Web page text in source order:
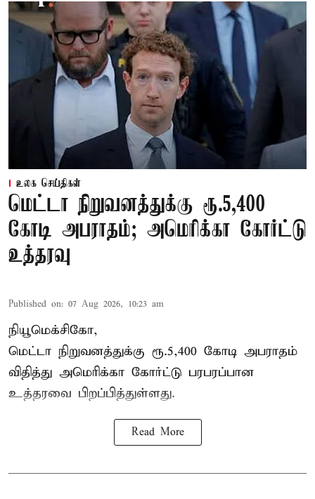
உலக செய்திகள்
மெட்டா நிறுவனத்துக்கு ரூ.5,400
கோடி அபராதம்; அமெரிக்கா கோர்ட்டு
உத்தரவு
Published on: 07 Aug 2026, 10:23 am
நியூமெக்சிகோ,
மெட்டா நிறுவனத்துக்கு ரூ.5,400 கோடி அபராதம்
விதித்து அமெரிக்கா கோர்ட்டு பரபரப்பான
உத்தரவை பிறப்பித்துள்ளது.
Read More